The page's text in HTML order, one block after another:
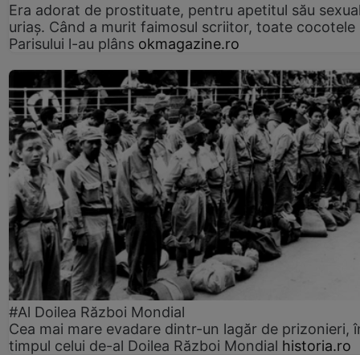
Era adorat de prostituate, pentru apetitul său
uriaș. Când a murit faimosul scriitor, toate cocotele
Parisului l-au plâns okmagazine.ro
#Al Doilea Război Mondial
Cea mai mare evadare dintr-un lagăr de prizonieri,
timpul celui de-al Doilea Război Mondial historia.ro